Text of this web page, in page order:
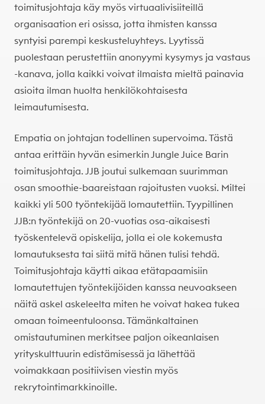
toimitusjohtaja käy myös virtuaalivisiiteillä
organisaation eri osissa, jotta ihmisten kanssa
syntyisi parempi keskusteluyhteys. Lyytissä
puolestaan perustettiin anonyymi kysymys ja vastaus
-kanava, jolla kaikki voivat ilmaista mieltä painavia
asioita ilman huolta henkilökohtaisesta
leimautumisesta.
Empatia on johtajan todellinen supervoima. Tästä
antaa erittäin hyvän esimerkin Jungle Juice Barin
toimitusjohtaja. JJB joutui sulkemaan suurimman
osan smoothie-baareistaan rajoitusten vuoksi. Miltei
kaikki yli 500 työntekijää lomautettiin. Tyypillinen
JJB:n työntekijä on 20-vuotias osa-aikaisesti
työskentelevä opiskelija, jolla ei ole kokemusta
lomautuksesta tai siitä mitä hänen tulisi tehdä.
Toimitusjohtaja käytti aikaa etätapaamisiin
lomautettujen työntekijöiden kanssa neuvoakseen
näitä askel askeleelta miten he voivat hakea tukea
omaan toimeentuloonsa. Tämänkaltainen
omistautuminen merkitsee paljon oikeanlaisen
yrityskulttuurin edistämisessä ja lähettää
voimakkaan positiivisen viestin myös
rekrytointimarkkinoille.